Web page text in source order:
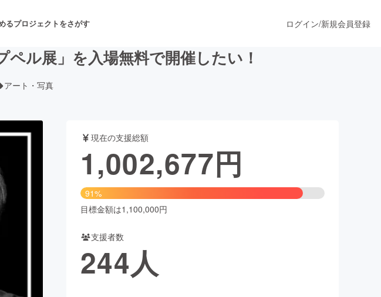
るプロジェクトをさがす
舞台・パフォーマンス
ファッション
ビューティー・ヘルスケア
ログイン/新規会員登録
ル展」を入場無料で開催したい！
アート・写真
現在の支援総額
1,002,677円
91%
目標金額は1,100,000円
支援者数
244人